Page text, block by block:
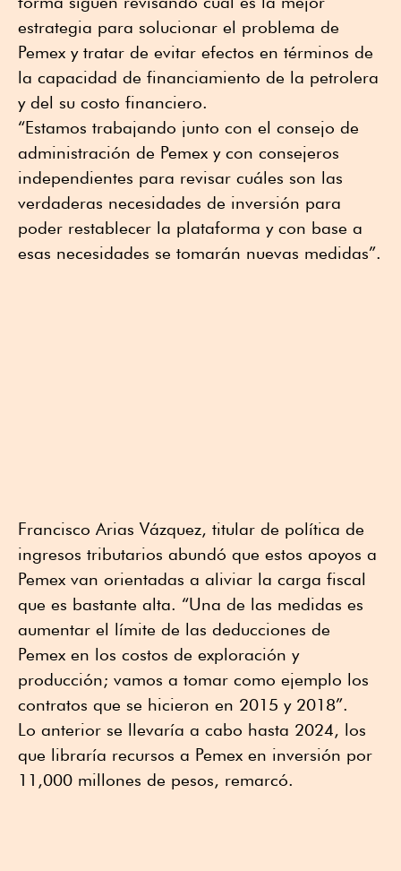
estrategia para solucionar el problema de
Pemex y tratar de evitar efectos en términos de
la capacidad de financiamiento de la petrolera
y del su costo financiero.
“Estamos trabajando junto con el consejo de
administración de Pemex y con consejeros
independientes para revisar cuáles son las
verdaderas necesidades de inversión para
poder restablecer la plataforma y con base a
esas necesidades se tomarán nuevas medidas”.
Francisco Arias Vázquez, titular de política de
ingresos tributarios abundó que estos apoyos a
Pemex van orientadas a aliviar la carga fiscal
que es bastante alta. “Una de las medidas es
aumentar el límite de las deducciones de
Pemex en los costos de exploración y
producción; vamos a tomar como ejemplo los
contratos que se hicieron en 2015 y 2018”.
Lo anterior se llevaría a cabo hasta 2024, los
que libraría recursos a Pemex en inversión por
11,000 millones de pesos, remarcó.